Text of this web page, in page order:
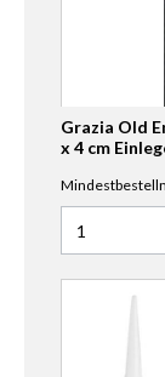
Grazia Old
x 4 cm
Anzahl für